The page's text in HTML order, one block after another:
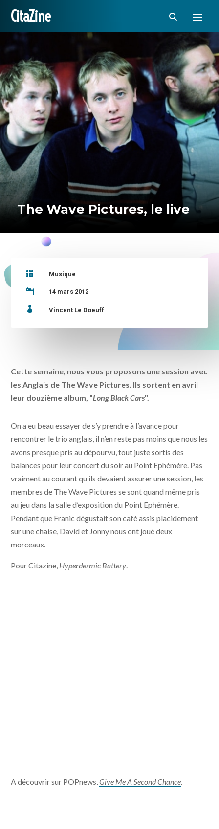
CitaZine
The Wave Pictures, le live
 Musique
 14 mars 2012
 Vincent Le Doeuff
Cette semaine, nous vous proposons une session avec
les Anglais de The Wave Pictures. Ils sortent en avril
leur douzième album, "Long Black Cars".
On a eu beau essayer de s’y prendre à l’avance pour
rencontrer le trio anglais, il n’en reste pas moins que nous les
avons presque pris au dépourvu, tout juste sortis des
balances pour leur concert du soir au Point Ephémère. Pas
vraiment au courant qu’ils devaient assurer une session, les
membres de The Wave Pictures se sont quand même pris
au jeu dans la salle d’exposition du Point Ephémère.
Pendant que Franic dégustait son café assis placidement
sur une chaise, David et Jonny nous ont joué deux
morceaux.
Pour Citazine, Hyperdermic Battery
A découvrir sur POPnews,Give Me A Second Chance